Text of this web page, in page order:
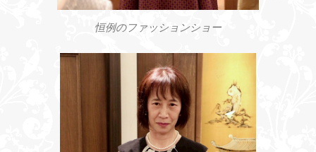
恒例のファッションショー